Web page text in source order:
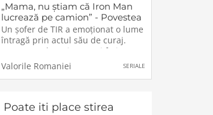
„Mama, nu știam că Iron Man
lucrează pe camion” - Povestea
emoționantă a șoferului de TIR
Un șofer de TIR a emoționat o lume
întragă prin actul său de curaj.
Acesta a salvat viața unei fetițe,
având o reacție cât se poate de
spontană.Un șofer român de TIR a
devenit erou pentru o familie de
Valorile Romaniei SERIALE
Poate iti place stirea